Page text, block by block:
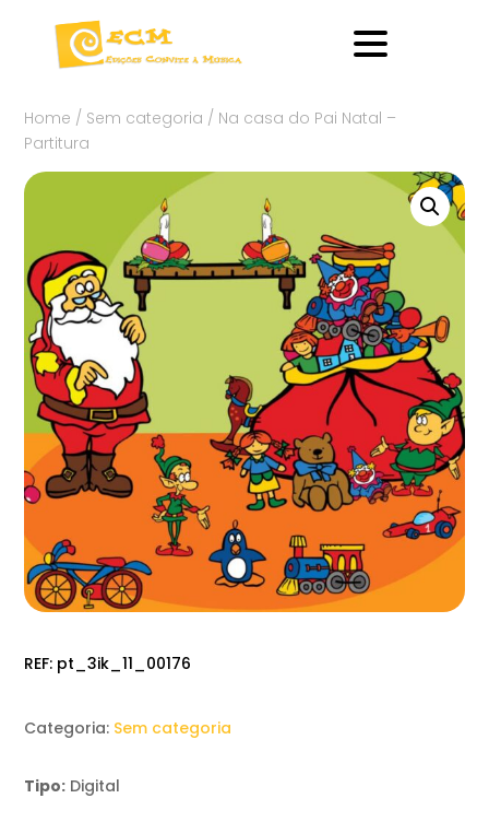
Home / Sem categoria / Na casa do Pai Natal –
Partitura
REF: pt_3ik_11_00176
Categoria: Sem categoria
Tipo: Digital